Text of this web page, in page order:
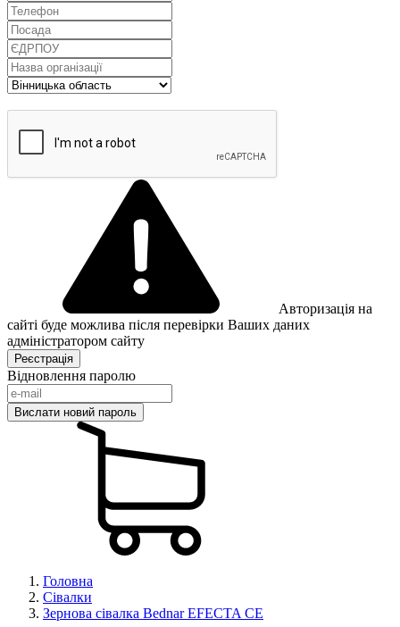
Авторизація на
сайті буде можлива після перевірки Ваших даних
адміністратором сайту
Відновлення паролю
Головна
Сівалки
Зернова сівалка Bednar EFECTA CE